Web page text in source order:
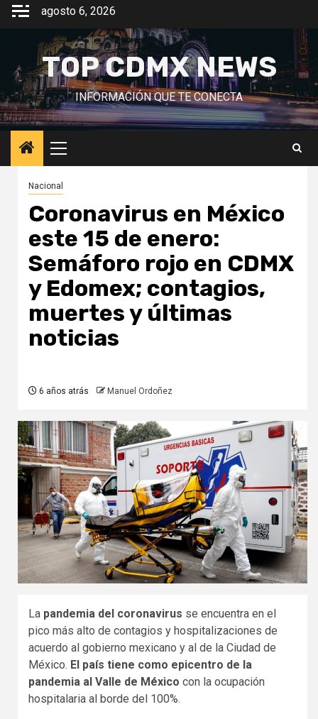
Saltar
contenido
agosto 6, 2026
TOP CDMX NEWS
INFORMACIÓN QUE TE CONECTA
Menú
principal
Nacional
Coronavirus en México
este 15 de enero:
Semáforo rojo en CDMX
y Edomex; contagios,
muertes y últimas
noticias
6 años atrás Manuel Ordoñez
La pandemia del coronavirus se encuentra en el
pico más alto de contagios y hospitalizaciones de
acuerdo al gobierno mexicano y al de la Ciudad de
México. El país tiene como epicentro de la
pandemia al Valle de México con la ocupación
hospitalaria al borde del 100%.